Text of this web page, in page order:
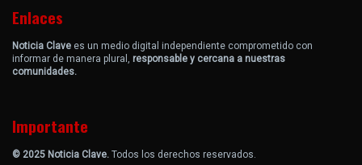
Enlaces
Noticia Clave es un medio digital independiente comprometido con
informar de manera plural, responsable y cercana a nuestras
comunidades.
Importante
© 2025 Noticia Clave. Todos los derechos reservados.